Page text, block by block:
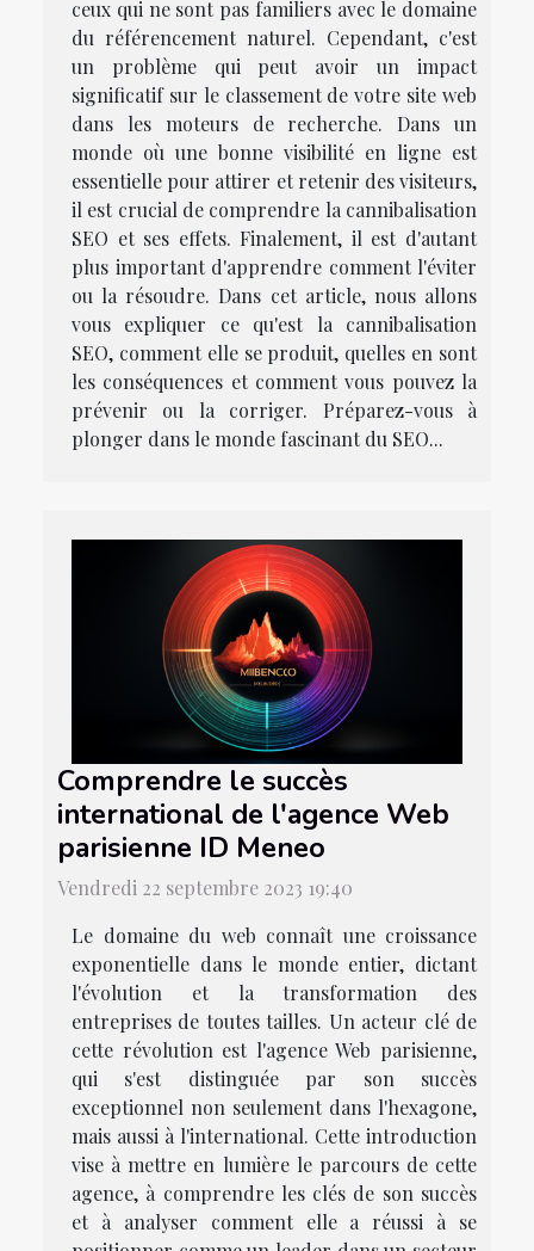
ceux qui ne sont pas familiers avec le domaine
du référencement naturel. Cependant, c'est
un problème qui peut avoir un impact
significatif sur le classement de votre site web
dans les moteurs de recherche. Dans un
monde où une bonne visibilité en ligne est
essentielle pour attirer et retenir des visiteurs,
il est crucial de comprendre la cannibalisation
SEO et ses effets. Finalement, il est d'autant
plus important d'apprendre comment l'éviter
ou la résoudre. Dans cet article, nous allons
vous expliquer ce qu'est la cannibalisation
SEO, comment elle se produit, quelles en sont
les conséquences et comment vous pouvez la
prévenir ou la corriger. Préparez-vous à
plonger dans le monde fascinant du SEO...
Comprendre le succès
international de l'agence Web
parisienne ID Meneo
Vendredi 22 septembre 2023 19:40
Le domaine du web connaît une croissance
exponentielle dans le monde entier, dictant
l'évolution et la transformation des
entreprises de toutes tailles. Un acteur clé de
cette révolution est l'agence Web parisienne,
qui s'est distinguée par son succès
exceptionnel non seulement dans l'hexagone,
mais aussi à l'international. Cette introduction
vise à mettre en lumière le parcours de cette
agence, à comprendre les clés de son succès
et à analyser comment elle a réussi à se